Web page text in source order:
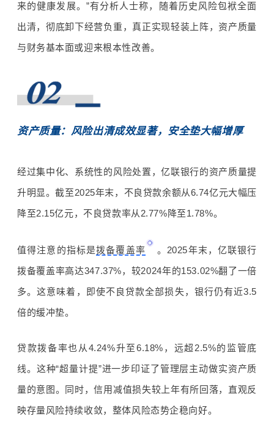
来的健康发展。”有分析人士称，随着历史风险包袱全面
出清，彻底卸下经营负重，真正实现轻装上阵，资产质量
与财务基本面或迎来根本性改善。
资产质量：风险出清成效显著，安全垫大幅增厚
经过集中化、系统性的风险处置，亿联银行的资产质量提
升明显。截至2025年末，不良贷款余额从6.74亿元大幅压
降至2.15亿元，不良贷款率从 2.77%降至1.78%。
值得注意的指标是拨备覆盖率 。 2025年末，亿联银行
拨备覆盖率高达347.37%，较2024年的153.02%翻了一倍
多。这意味着，即使不良贷款全部损失，银行仍有近3.5
倍的缓冲垫。
贷款拨备率也从 4.24%升至6.18% ，远超 2.5%的监管底
线。这种“超量计提”进一步印证了管理层主动做实资产质
量的意图。同时，信用减值损失较上年有所回落，直观反
映存量风险持续收敛，整体风险态势企稳向好。